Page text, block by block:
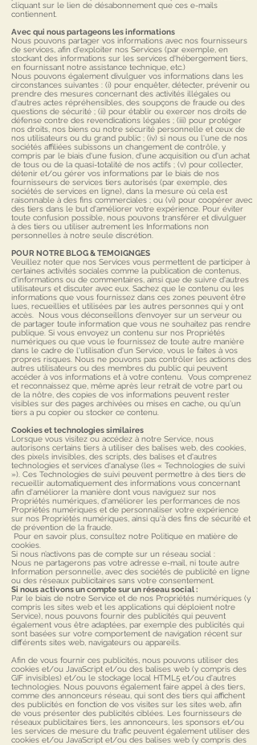
cliquant sur le lien de désabonnement que ces e-mails
contiennent.
Avec qui nous partageons les informations
Nous pouvons partager vos informations avec nos fournisseurs
de services, afin d'exploiter nos Services (par exemple, en
stockant des informations sur les services d'hébergement tiers,
en fournissant notre assistance technique, etc.)
Nous pouvons également divulguer vos informations dans les
circonstances suivantes : (i) pour enquêter, détecter, prévenir ou
prendre des mesures concernant des activités illégales ou
d'autres actes répréhensibles, des soupçons de fraude ou des
questions de sécurité ; (ii) pour établir ou exercer nos droits de
défense contre des revendications légales ; (iii) pour protéger
nos droits, nos biens ou notre sécurité personnelle et ceux de
nos utilisateurs ou du grand public ; (iv) si nous ou l'une de nos
sociétés affiliées subissons un changement de contrôle, y
compris par le biais d'une fusion, d'une acquisition ou d'un achat
de tous ou de la quasi-totalité de nos actifs ; (v) pour collecter,
détenir et/ou gérer vos informations par le biais de nos
fournisseurs de services tiers autorisés (par exemple, des
sociétés de services en ligne), dans la mesure où cela est
raisonnable à des fins commerciales ; ou (vi) pour coopérer avec
des tiers dans le but d'améliorer votre expérience. Pour éviter
toute confusion possible, nous pouvons transférer et divulguer
à des tiers ou utiliser autrement les Informations non
personnelles à notre seule discrétion.
POUR NOTRE BLOG & TEMOIGNGES
Veuillez noter que nos Services vous permettent de participer à
certaines activités sociales comme la publication de contenus,
d'informations ou de commentaires, ainsi que de suivre d'autres
utilisateurs et discuter avec eux. Sachez que le contenu ou les
informations que vous fournissez dans ces zones peuvent être
lues, recueillies et utilisées par les autres personnes qui y ont
accès. Nous vous déconseillons d’envoyer sur un serveur ou
de partager toute information que vous ne souhaitez pas rendre
publique. Si vous envoyez un contenu sur nos Propriétés
numériques ou que vous le fournissez de toute autre manière
dans le cadre de l'utilisation d'un Service, vous le faites à vos
propres risques. Nous ne pouvons pas contrôler les actions des
autres utilisateurs ou des membres du public qui peuvent
accéder à vos informations et à votre contenu. Vous comprenez
et reconnaissez que, même après leur retrait de votre part ou
de la nôtre, des copies de vos informations peuvent rester
visibles sur des pages archivées ou mises en cache, ou qu’un
tiers a pu copier ou stocker ce contenu.
Cookies et technologies similaires
Lorsque vous visitez ou accédez à notre Service, nous
autorisons certains tiers à utiliser des balises web, des cookies,
des pixels invisibles, des scripts, des balises et d'autres
technologies et services d'analyse (les « Technologies de suivi
»). Ces Technologies de suivi peuvent permettre à des tiers de
recueillir automatiquement des informations vous concernant
afin d'améliorer la manière dont vous naviguez sur nos
Propriétés numériques, d'améliorer les performances de nos
Propriétés numériques et de personnaliser votre expérience
sur nos Propriétés numériques, ainsi qu'à des fins de sécurité et
de prévention de la fraude.
Pour en savoir plus, consultez notre Politique en matière de
cookies.
Si nous n’activons pas de compte sur un réseau social :
Nous ne partagerons pas votre adresse e-mail, ni toute autre
Information personnelle, avec des sociétés de publicité en ligne
ou des réseaux publicitaires sans votre consentement.
Si nous activons un compte sur un réseau social :
Par le biais de notre Service et de nos Propriétés numériques (y
compris les sites web et les applications qui déploient notre
Service), nous pouvons fournir des publicités qui peuvent
également vous être adaptées, par exemple des publicités qui
sont basées sur votre comportement de navigation récent sur
différents sites web, navigateurs ou appareils.
Afin de vous fournir ces publicités, nous pouvons utiliser des
cookies et/ou JavaScript et/ou des balises web (y compris des
GIF invisibles) et/ou le stockage local HTML5 et/ou d'autres
technologies. Nous pouvons également faire appel à des tiers,
comme des annonceurs réseau, qui sont des tiers qui affichent
des publicités en fonction de vos visites sur les sites web, afin
de vous présenter des publicités ciblées. Les fournisseurs de
réseaux publicitaires tiers, les annonceurs, les sponsors et/ou
les services de mesure du trafic peuvent également utiliser des
cookies et/ou JavaScript et/ou des balises web (y compris des